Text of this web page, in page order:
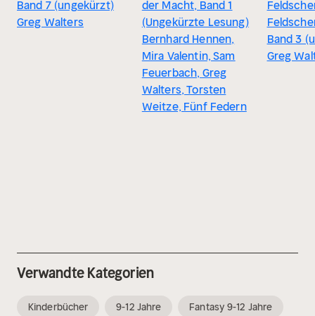
Band 7 (ungekürzt)
Greg Walters
der Macht, Band 1
(Ungekürzte Lesung)
Bernhard Hennen,
Mira Valentin, Sam
Feuerbach, Greg
Walters, Torsten
Weitze, Fünf Federn
Band 3
Greg
Verwandte Kategorien
Kinderbücher 9-12 Jahre Fantasy 9-12 Jahre